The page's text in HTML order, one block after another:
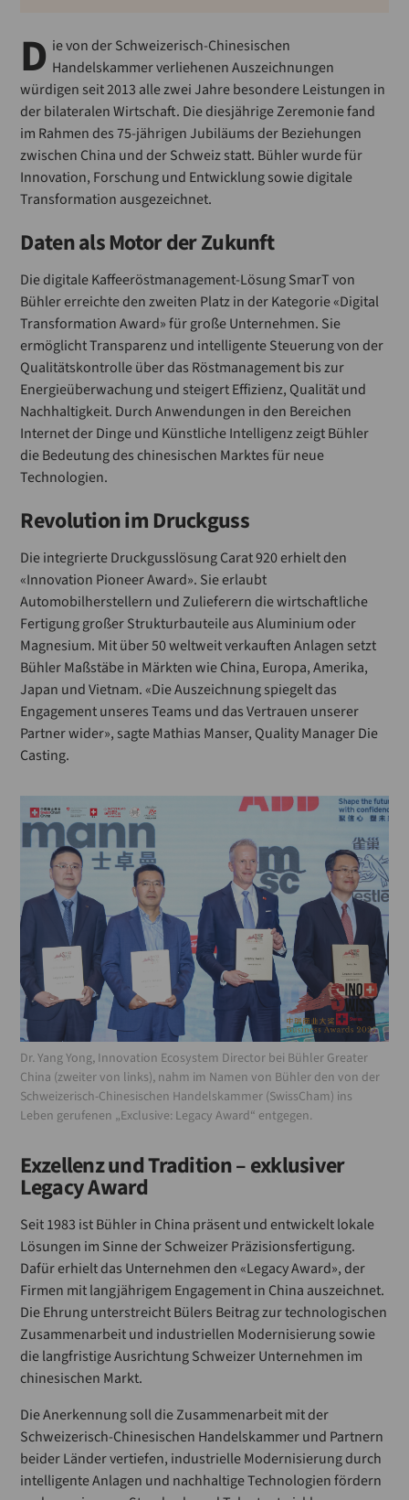
D ie von der Schweizerisch-Chinesischen
Handelskammer verliehenen Auszeichnungen
würdigen seit 2013 alle zwei Jahre besondere Leistungen in
der bilateralen Wirtschaft. Die diesjährige Zeremonie fand
im Rahmen des 75-jährigen Jubiläums der Beziehungen
zwischen China und der Schweiz statt. Bühler wurde für
Innovation, Forschung und Entwicklung sowie digitale
Transformation ausgezeichnet.
Daten als Motor der Zukunft
Die digitale Kaffeeröstmanagement-Lösung SmarT von
Bühler erreichte den zweiten Platz in der Kategorie «Digital
Transformation Award» für große Unternehmen. Sie
ermöglicht Transparenz und intelligente Steuerung von der
Qualitätskontrolle über das Röstmanagement bis zur
Energieüberwachung und steigert Effizienz, Qualität und
Nachhaltigkeit. Durch Anwendungen in den Bereichen
Internet der Dinge und Künstliche Intelligenz zeigt Bühler
die Bedeutung des chinesischen Marktes für neue
Technologien.
Revolution im Druckguss
Die integrierte Druckgusslösung Carat 920 erhielt den
«Innovation Pioneer Award». Sie erlaubt
Automobilherstellern und Zulieferern die wirtschaftliche
Fertigung großer Strukturbauteile aus Aluminium oder
Magnesium. Mit über 50 weltweit verkauften Anlagen setzt
Bühler Maßstäbe in Märkten wie China, Europa, Amerika,
Japan und Vietnam. «Die Auszeichnung spiegelt das
Engagement unseres Teams und das Vertrauen unserer
Partner wider», sagte Mathias Manser, Quality Manager Die
Casting.
Dr. Yang Yong, Innovation Ecosystem Director bei Bühler Greater
China (zweiter von links), nahm im Namen von Bühler den von der
Schweizerisch-Chinesischen Handelskammer (SwissCham) ins
Leben gerufenen „Exclusive: Legacy Award“ entgegen.
Exzellenz und Tradition – exklusiver
Legacy Award
Seit 1983 ist Bühler in China präsent und entwickelt lokale
Lösungen im Sinne der Schweizer Präzisionsfertigung.
Dafür erhielt das Unternehmen den «Legacy Award», der
Firmen mit langjährigem Engagement in China auszeichnet.
Die Ehrung unterstreicht Bülers Beitrag zur technologischen
Zusammenarbeit und industriellen Modernisierung sowie
die langfristige Ausrichtung Schweizer Unternehmen im
chinesischen Markt.
Die Anerkennung soll die Zusammenarbeit mit der
Schweizerisch-Chinesischen Handelskammer und Partnern
beider Länder vertiefen, industrielle Modernisierung durch
intelligente Anlagen und nachhaltige Technologien fördern